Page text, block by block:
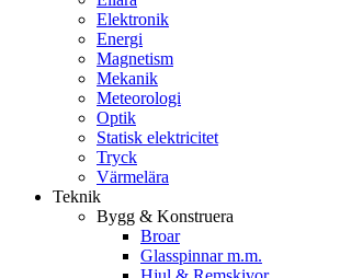
Elektronik
Energi
Magnetism
Mekanik
Meteorologi
Optik
Statisk elektricitet
Tryck
Värmelära
Teknik
Bygg & Konstruera
Broar
Glasspinnar m.m.